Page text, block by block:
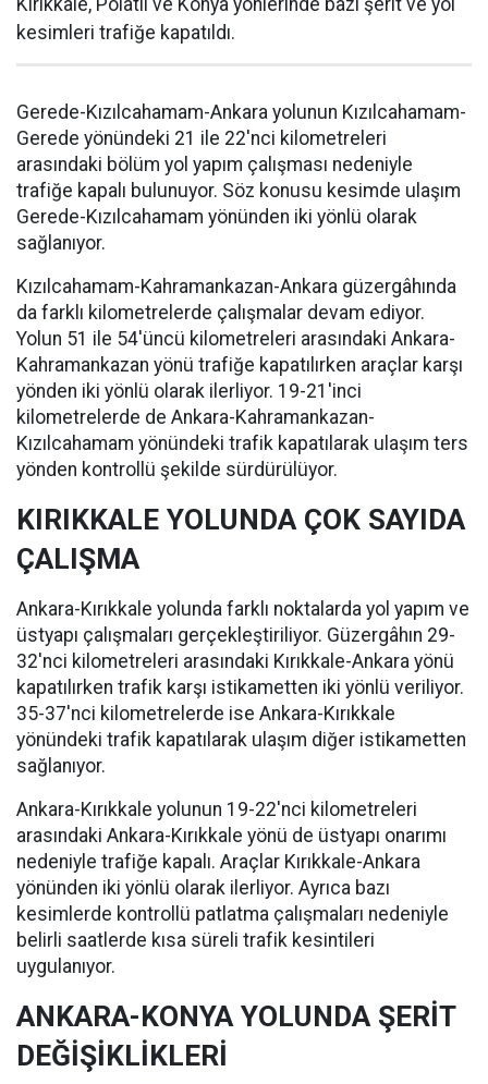
Kırıkkale, Polatlı ve Konya yönlerinde bazı şerit ve yol
kesimleri trafiğe kapatıldı.
Gerede-Kızılcahamam-Ankara yolunun Kızılcahamam-
Gerede yönündeki 21 ile 22'nci kilometreleri
arasındaki bölüm yol yapım çalışması nedeniyle
trafiğe kapalı bulunuyor. Söz konusu kesimde ulaşım
Gerede-Kızılcahamam yönünden iki yönlü olarak
sağlanıyor.
Kızılcahamam-Kahramankazan-Ankara güzergâhında
da farklı kilometrelerde çalışmalar devam ediyor.
Yolun 51 ile 54'üncü kilometreleri arasındaki Ankara-
Kahramankazan yönü trafiğe kapatılırken araçlar karşı
yönden iki yönlü olarak ilerliyor. 19-21'inci
kilometrelerde de Ankara-Kahramankazan-
Kızılcahamam yönündeki trafik kapatılarak ulaşım ters
yönden kontrollü şekilde sürdürülüyor.
KIRIKKALE YOLUNDA ÇOK SAYIDA
ÇALIŞMA
Ankara-Kırıkkale yolunda farklı noktalarda yol yapım ve
üstyapı çalışmaları gerçekleştiriliyor. Güzergâhın 29-
32'nci kilometreleri arasındaki Kırıkkale-Ankara yönü
kapatılırken trafik karşı istikametten iki yönlü veriliyor.
35-37'nci kilometrelerde ise Ankara-Kırıkkale
yönündeki trafik kapatılarak ulaşım diğer istikametten
sağlanıyor.
Ankara-Kırıkkale yolunun 19-22'nci kilometreleri
arasındaki Ankara-Kırıkkale yönü de üstyapı onarımı
nedeniyle trafiğe kapalı. Araçlar Kırıkkale-Ankara
yönünden iki yönlü olarak ilerliyor. Ayrıca bazı
kesimlerde kontrollü patlatma çalışmaları nedeniyle
belirli saatlerde kısa süreli trafik kesintileri
uygulanıyor.
ANKARA-KONYA YOLUNDA ŞERİT
DEĞİŞİKLİKLERİ